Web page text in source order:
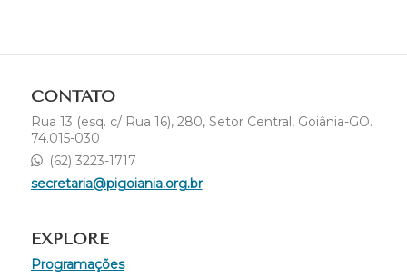
CONTATO
Rua 13 (esq. c/ Rua 16), 280, Setor Central, Goiânia-GO.
74.015-030
(62) 3223-1717
secretaria@pigoiania.org.br
EXPLORE
Programações